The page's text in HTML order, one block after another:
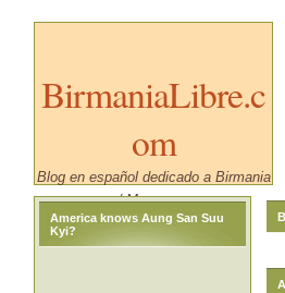
BirmaniaLibre.c
om
Blog en español dedicado a Birmania
/ Myanmar.
America knows Aung San Suu
Kyi?